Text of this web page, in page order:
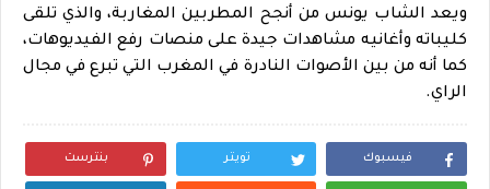
ويعد الشاب يونس من أنجح المطربين المغاربة، والذي تلقى
كليباته وأغانيه مشاهدات جيدة على منصات رفع الفيديوهات،
كما أنه من بين الأصوات النادرة في المغرب التي تبرع في مجال
الراي.
فيسبوك تويتر بنترست